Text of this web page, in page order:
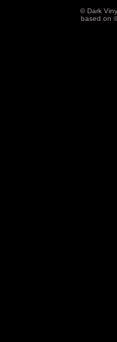
© Dark
based on